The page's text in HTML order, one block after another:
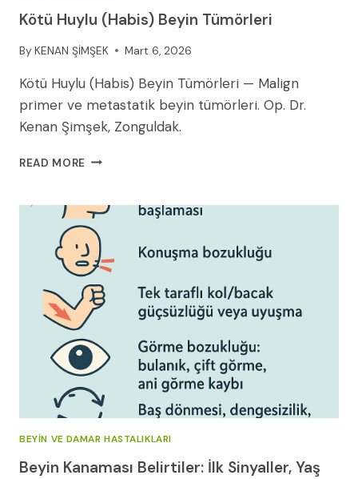
Kötü Huylu (Habis) Beyin Tümörleri
By KENAN ŞİMŞEK Mart 6, 2026
Kötü Huylu (Habis) Beyin Tümörleri — Malign
primer ve metastatik beyin tümörleri. Op. Dr.
Kenan Şimşek, Zonguldak.
READ MORE KÖTÜ
BEYIN
TÜMÖRLERI
BEYIN VE DAMAR HASTALIKLARI
Beyin Kanaması Belirtiler: İlk Sinyaller, Yaş